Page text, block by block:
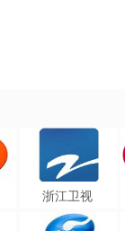
浙江卫视